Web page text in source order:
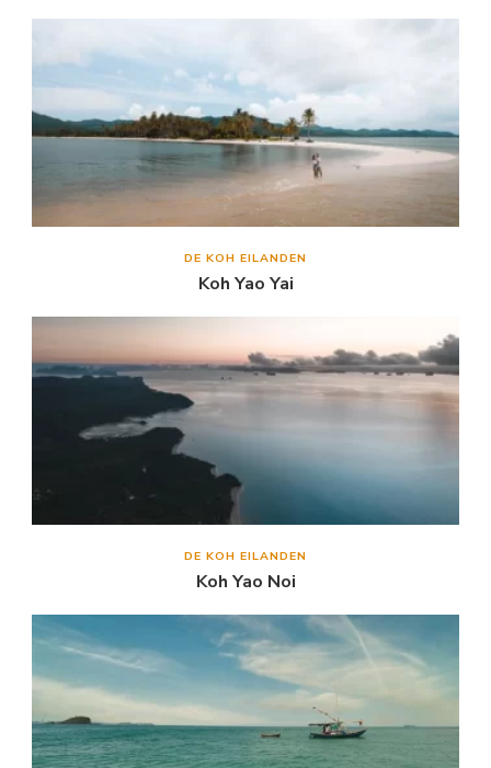
DE KOH EILANDEN
Koh Yao Yai
DE KOH EILANDEN
Koh Yao Noi